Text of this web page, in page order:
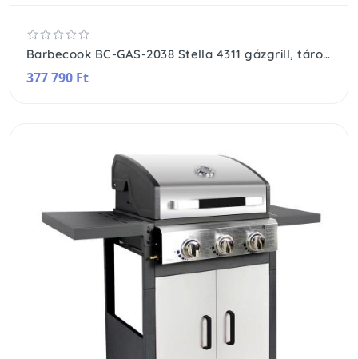
Barbecook BC-GAS-2038 Stella 4311 gázgrill, tárolóval, infravörös oldalégővel, 174x59x119cm
377 790 Ft